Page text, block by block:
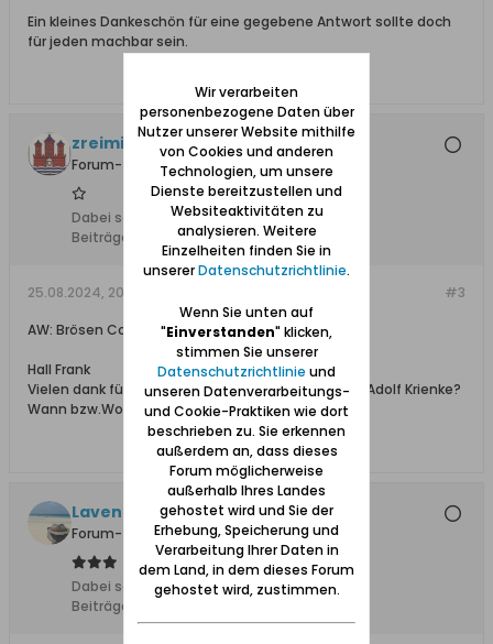
Ein kleines Dankeschön für eine gegebene Antwort sollte doch
für jeden machbar sein.
zreimizak
Forum-Teilnehmer
Dabei seit:
03.03.2008
Beiträge:
#3
25.08.2024, 20:12
AW: Brösen Conzestr.2
Hall Frank
Vielen dank für Deine hilfe.Gibt es nicht über Hern Adolf Krienke?
Wann bzw.Wo ist Frau Clara Schulz gestorben?
Lavendelgirl
Forum-Teilnehmer
Dabei seit:
11.01.2015
Beiträge:
Wir verarbeiten
personenbezogene Daten über
Nutzer unserer Website mithilfe
von Cookies und anderen
Technologien, um unsere
Dienste bereitzustellen und
Websiteaktivitäten zu
analysieren. Weitere
Einzelheiten finden Sie in
unsererDatenschutzrichtlinie.
Wenn Sie unten auf
"Einverstanden" klicken,
stimmen Sie unserer
Datenschutzrichtlinie und
unseren Datenverarbeitungs-
und Cookie-Praktiken wie dort
beschrieben zu. Sie erkennen
außerdem an, dass dieses
Forum möglicherweise
außerhalb Ihres Landes
gehostet wird und Sie der
Erhebung, Speicherung und
Verarbeitung Ihrer Daten in
dem Land, in dem dieses Forum
gehostet wird, zustimmen.